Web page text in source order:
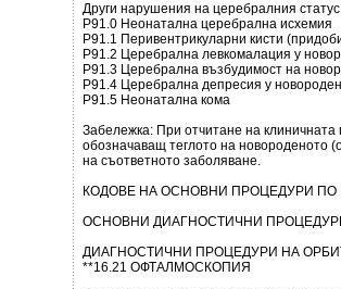
Други нарушения на церебралния
Р91.0 Неонатална церебрална исхемия
Р91.1 Перивентрикуларни кисти
Р91.2 Церебрална левкомалация у
Р91.3 Церебрална възбудимост на
Р91.4 Церебрална депресия у
Р91.5 Неонатална кома
Забележка: При отчитане на
обозначаващ теглото на новороденото
на съответното заболяване.
КОДОВЕ НА ОСНОВНИ ПРОЦЕДУРИ ПО
ОСНОВНИ ДИАГНОСТИЧНИ
ДИАГНОСТИЧНИ ПРОЦЕДУРИ НА
**16.21 ОФТАЛМОСКОПИЯ